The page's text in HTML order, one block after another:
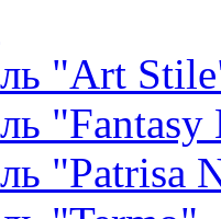
"Art
"Patrisa